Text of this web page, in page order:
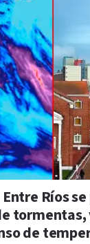
Ríos
tormentas,
de